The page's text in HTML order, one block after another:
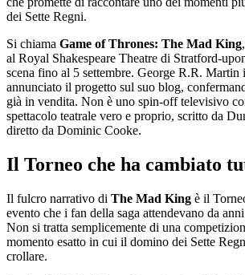
dei Sette Regni.
Si chiama Game of Thrones: The Mad King
al Royal Shakespeare Theatre di Stratford-
scena fino al 5 settembre. George R.R. Martin
annunciato il progetto sul suo blog,
già in vendita. Non è uno spin-off televisivo
spettacolo teatrale vero e proprio, scritto da
diretto da Dominic Cooke.
Il Torneo che ha cambiato
Il fulcro narrativo di The Mad King è il
evento che i fan della saga attendevano da
Non si tratta semplicemente di una
momento esatto in cui il domino dei Sette
crollare.